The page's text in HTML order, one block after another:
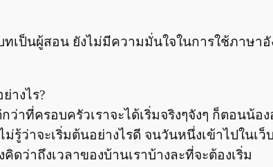
ทเป็นผู้สอน ยังไม่มีความมั่นใจในการใช้ภาษ
างไร?
าที่ครอบครัวเราจะได้เริ่มจริงๆจังๆ ก็ตอนน้อ
รู้ว่าจะเริ่มต้นอย่างไรดี จนวันหนึ่งเข้าไปในเ
ดว่าถึงเวลาของบ้านเราบ้างละที่จะต้องเริ่ม